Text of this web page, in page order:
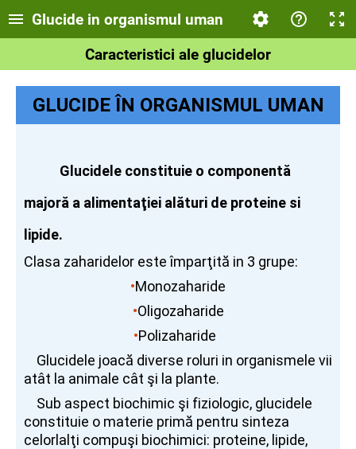
Glucide in organismul uman
Caracteristici ale glucidelor
GLUCIDE ÎN ORGANISMUL UMAN
Glucidele constituie o componentă
majoră a alimentaţiei alături de proteine si
lipide.
Clasa zaharidelor este împarţită in 3 grupe:
•Monozaharide
•Oligozaharide
•Polizaharide
Glucidele joacă diverse roluri in organismele vii
atât la animale cât şi la plante.
Sub aspect biochimic şi fiziologic, glucidele
constituie o materie primă pentru sinteza
celorlalţi compuşi biochimici: proteine, lipide,